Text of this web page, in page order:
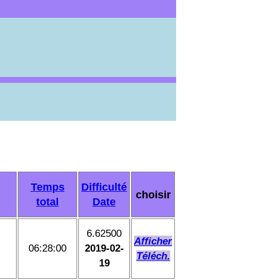
Temps
total
Difficulté
Date
choisir
06:28:00
6.62500
2019-02-
19
Afficher
Téléch.